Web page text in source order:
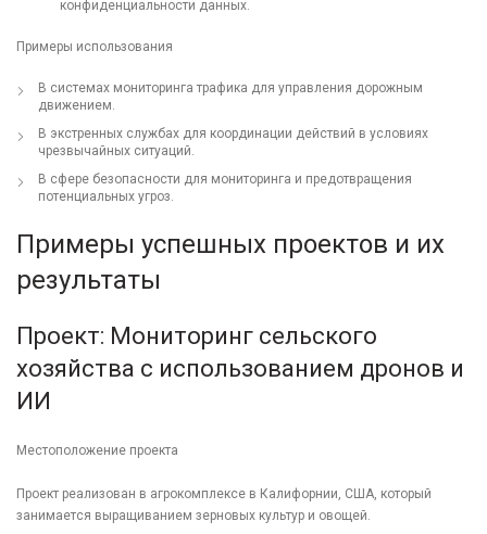
конфиденциальности данных.
Примеры использования
В системах мониторинга трафика для управления дорожным
движением.
В экстренных службах для координации действий в условиях
чрезвычайных ситуаций.
В сфере безопасности для мониторинга и предотвращения
потенциальных угроз.
Примеры успешных проектов и их
результаты
Проект: Мониторинг сельского
хозяйства с использованием дронов и
ИИ
Местоположение проекта
Проект реализован в агрокомплексе в Калифорнии, США, который
занимается выращиванием зерновых культур и овощей.